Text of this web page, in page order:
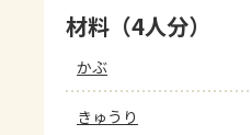
材料（4人分）
かぶ
きゅうり